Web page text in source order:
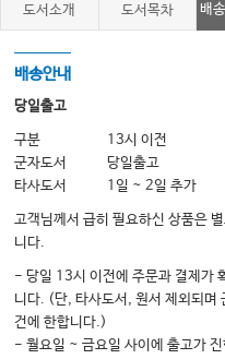
3 환자 처리 과정 최적화하기
4 대기관리: 기다림의 심리학
5 최대 수용 능력에 대한 효과적인 대
6 흐름을 개선하기 위한 혁신적인 전
[부록 1] SCH 재난의학센터 응급실
Chapter 3 대화록
Chapter 4. 운영 – 응급실 다양화
1 중독 관리 센터 및 의료 독성학
2 소아응급의료: 질과 준비성 향상
3 해저 및 고압 의학
도서소개 도서목차 배
배송안내
당일출고
구분 13시 이전
군자도서
당일출고
타사도서
1일 ~ 2일 추가
고객님께서 급히 필요하신 상품은
니다.
- 당일 13시 이전에 주문과 결제가
니다. (단, 타사도서, 원서 제외되며
건에 한합니다.)
- 월요일 ~ 금요일 사이에 출고가